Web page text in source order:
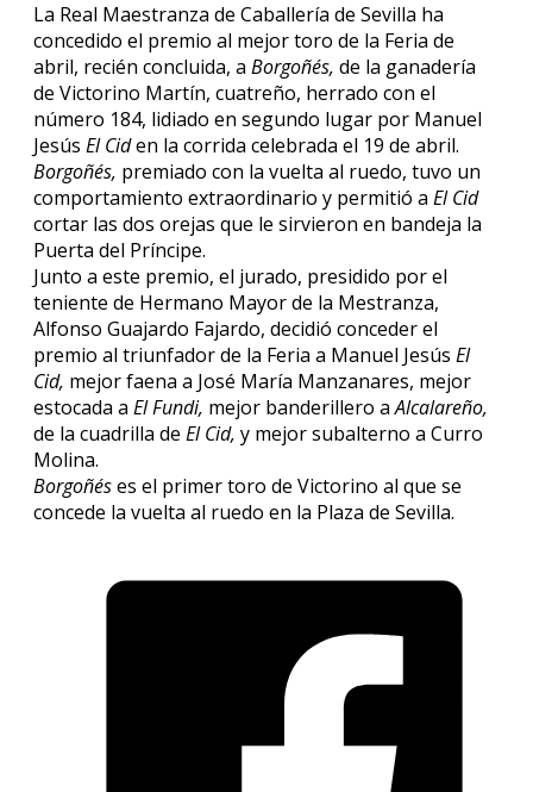
La Real Maestranza de Caballería de Sevilla ha
concedido el premio al mejor toro de la Feria de
abril, recién concluida, a Borgoñés, de la ganadería
de Victorino Martín, cuatreño, herrado con el
número 184, lidiado en segundo lugar por Manuel
Jesús El Ciden la corrida celebrada el 19 de abril.
Borgoñés, premiado con la vuelta al ruedo, tuvo un
comportamiento extraordinario y permitió a El Cid
cortar las dos orejas que le sirvieron en bandeja la
Puerta del Príncipe.
Junto a este premio, el jurado, presidido por el
teniente de Hermano Mayor de la Mestranza,
Alfonso Guajardo Fajardo, decidió conceder el
premio al triunfador de la Feria a Manuel Jesús El
Cid, mejor faena a José María Manzanares, mejor
estocada a El Fundi, mejor banderillero aAlcalareño,
de la cuadrilla de El Cid, y mejor subalterno a Curro
Molina.
Borgoñéses el primer toro de Victorino al que se
concede la vuelta al ruedo en la Plaza de Sevilla.